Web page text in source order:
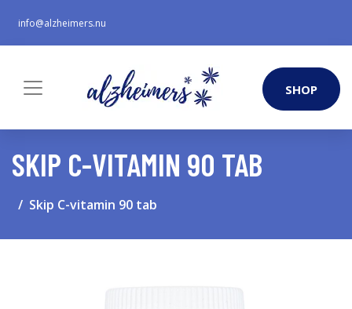
info@alzheimers.nu
SHOP
SKIP C-VITAMIN 90 TAB
Skip C-vitamin 90 tab